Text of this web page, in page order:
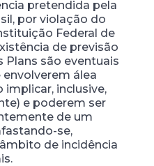
pretendida pela
por violação do
Federal de
de previsão
Plans são eventuais
álea
implicar, inclusive,
e poderem ser
de um
se,
de incidência